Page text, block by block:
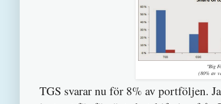
"Big
(80% av
TGS svarar nu för 8% av portföljen.